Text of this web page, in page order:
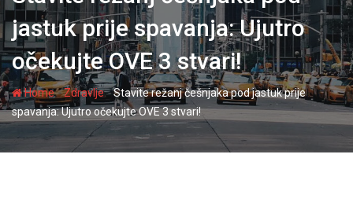
jastuk prije spavanja: Ujutro
očekujte OVE 3 stvari!
Home-Zdravlje-Stavite režanj češnjaka pod jastuk prije
spavanja: Ujutro očekujte OVE 3 stvari!